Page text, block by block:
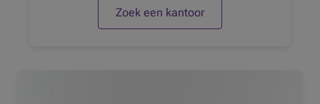
Zoek een kantoor